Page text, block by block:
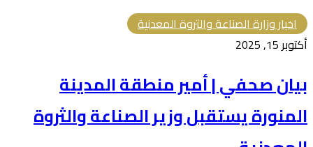
اخبار وزارة الصناعة والثروة المعدنية
أكتوبر 15, 2025
بيان صحفي | أمير منطقة المدينة
المنورة يستقبل وزير الصناعة والثروة